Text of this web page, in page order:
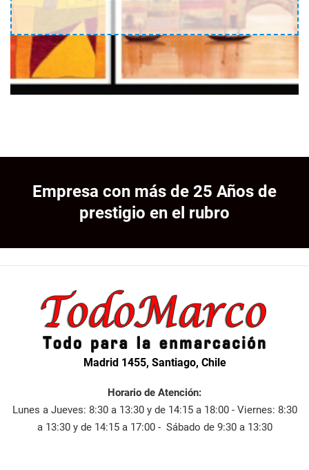
Empresa con más de 25 Años de
prestigio en el rubro
Madrid 1455, Santiago, Chile
Horario de Atención:
Lunes a Jueves: 8:30 a 13:30 y de 14:15 a 18:00 - Viernes: 8:30
a 13:30 y de 14:15 a 17:00 - Sábado de 9:30 a 13:30